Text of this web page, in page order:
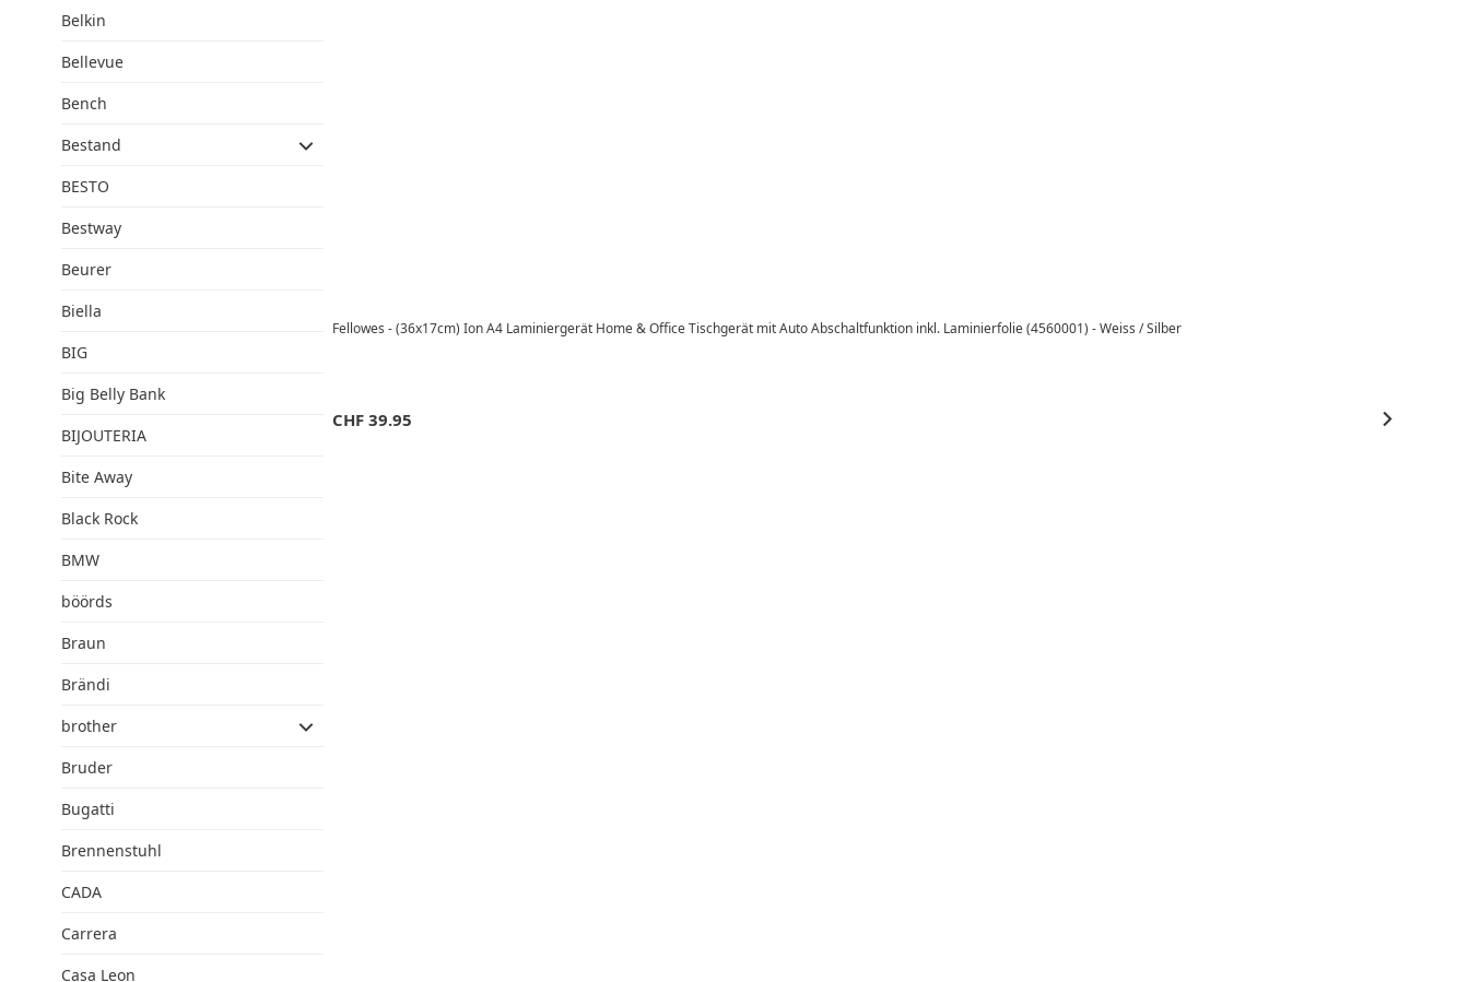
Belkin
Bellevue
Bench
Bestand
BESTO
Bestway
Beurer
Biella
BIG
Big Belly Bank
BIJOUTERIA
Bite Away
Black Rock
BMW
böörds
Braun
Brändi
brother
Bruder
Bugatti
Brennenstuhl
CADA
Carrera
Casa Leon
Fellowes - (36x17cm) Ion A4 Laminiergerät Home & Office Tischgerät mit Auto Abschaltfunktion inkl. Laminierfolie (4560001) - Weiss / Silber
CHF 39.95